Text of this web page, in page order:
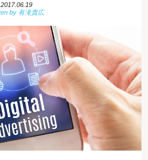
2017.06.19